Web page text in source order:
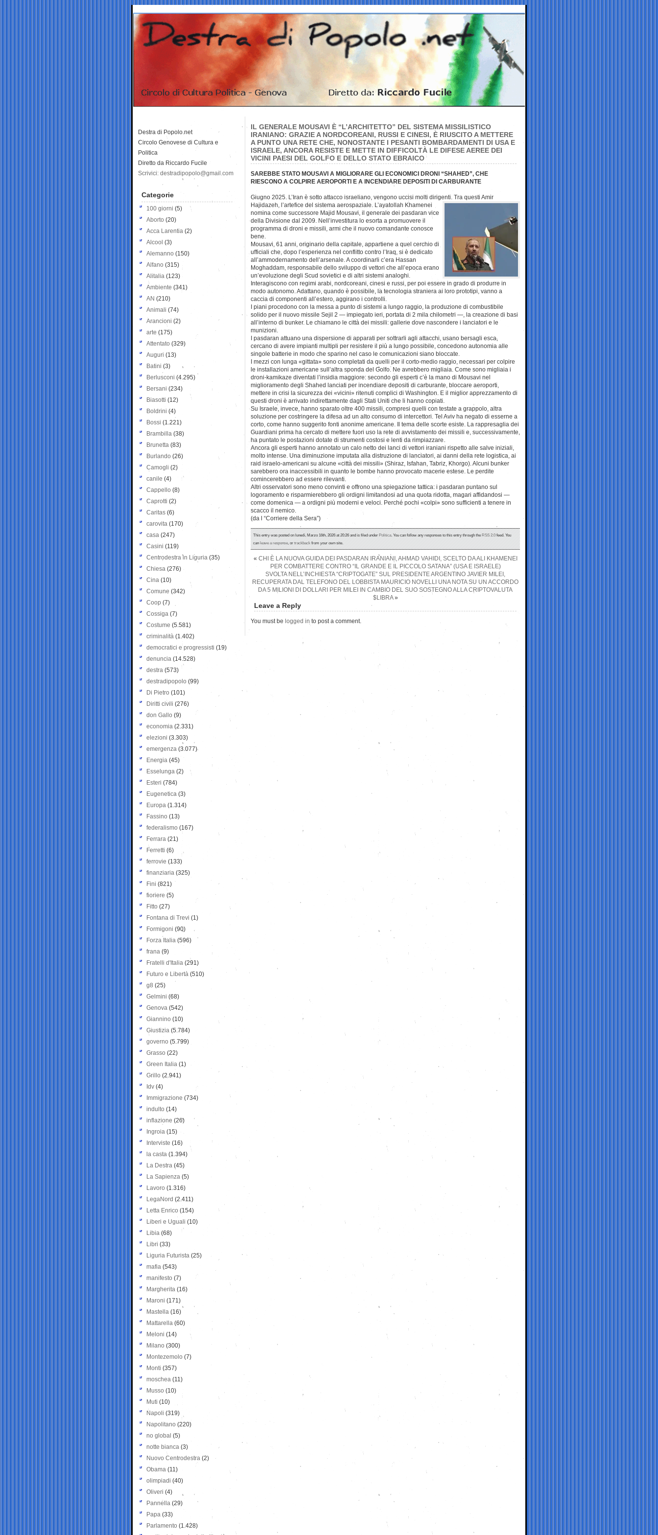
IL GENERALE MOUSAVI È “L’ARCHITETTO” DEL SISTEMA MISSILISTICO
IRANIANO: GRAZIE A NORDCOREANI, RUSSI E CINESI, È RIUSCITO A METTERE
A PUNTO UNA RETE CHE, NONOSTANTE I PESANTI BOMBARDAMENTI DI USA E
ISRAELE, ANCORA RESISTE E METTE IN DIFFICOLTÀ LE DIFESE AEREE DEI
VICINI PAESI DEL GOLFO E DELLO STATO EBRAICO
SAREBBE STATO MOUSAVI A MIGLIORARE GLI ECONOMICI DRONI “SHAHED”, CHE
RIESCONO A COLPIRE AEROPORTI E A INCENDIARE DEPOSITI DI CARBURANTE
Giugno 2025. L’Iran è sotto attacco israeliano, vengono uccisi molti dirigenti. Tra questi Amir
Hajidazeh, l’artefice del sistema aerospaziale. L’ayatollah Khamenei
nomina come successore Majid Mousavi, il generale dei pasdaran vice
della Divisione dal 2009. Nell’investitura lo esorta a promuovere il
programma di droni e missili, armi che il nuovo comandante conosce
bene.
Mousavi, 61 anni, originario della capitale, appartiene a quel cerchio di
ufficiali che, dopo l’esperienza nel conflitto contro l’Iraq, si è dedicato
all’ammodernamento dell’arsenale. A coordinarli c’era Hassan
Moghaddam, responsabile dello sviluppo di vettori che all’epoca erano
un’evoluzione degli Scud sovietici e di altri sistemi analoghi.
Interagiscono con regimi arabi, nordcoreani, cinesi e russi, per poi essere in grado di produrre in
modo autonomo. Adattano, quando è possibile, la tecnologia straniera ai loro prototipi, vanno a
caccia di componenti all’estero, aggirano i controlli.
I piani procedono con la messa a punto di sistemi a lungo raggio, la produzione di combustibile
solido per il nuovo missile Sejil 2 — impiegato ieri, portata di 2 mila chilometri —, la creazione di basi
all’interno di bunker. Le chiamano le città dei missili: gallerie dove nascondere i lanciatori e le
munizioni.
I pasdaran attuano una dispersione di apparati per sottrarli agli attacchi, usano bersagli esca,
cercano di avere impianti multipli per resistere il più a lungo possibile, concedono autonomia alle
singole batterie in modo che sparino nel caso le comunicazioni siano bloccate.
I mezzi con lunga «gittata» sono completati da quelli per il corto-medio raggio, necessari per colpire
le installazioni americane sull’altra sponda del Golfo. Ne avrebbero migliaia. Come sono migliaia i
droni-kamikaze diventati l’insidia maggiore: secondo gli esperti c’è la mano di Mousavi nel
miglioramento degli Shahed lanciati per incendiare depositi di carburante, bloccare aeroporti,
mettere in crisi la sicurezza dei «vicini» ritenuti complici di Washington. E il miglior apprezzamento di
questi droni è arrivato indirettamente dagli Stati Uniti che li hanno copiati.
Su Israele, invece, hanno sparato oltre 400 missili, compresi quelli con testate a grappolo, altra
soluzione per costringere la difesa ad un alto consumo di intercettori. Tel Aviv ha negato di esserne a
corto, come hanno suggerito fonti anonime americane. Il tema delle scorte esiste. La rappresaglia dei
Guardiani prima ha cercato di mettere fuori uso la rete di avvistamento dei missili e, successivamente,
ha puntato le postazioni dotate di strumenti costosi e lenti da rimpiazzare.
Ancora gli esperti hanno annotato un calo netto dei lanci di vettori iraniani rispetto alle salve iniziali,
molto intense. Una diminuzione imputata alla distruzione di lanciatori, ai danni della rete logistica, ai
raid israelo-americani su alcune «città dei missili» (Shiraz, Isfahan, Tabriz, Khorgo). Alcuni bunker
sarebbero ora inaccessibili in quanto le bombe hanno provocato macerie estese. Le perdite
comincerebbero ad essere rilevanti.
Altri osservatori sono meno convinti e offrono una spiegazione tattica: i pasdaran puntano sul
logoramento e risparmierebbero gli ordigni limitandosi ad una quota ridotta, magari affidandosi —
come domenica — a ordigni più moderni e veloci. Perché pochi «colpi» sono sufficienti a tenere in
scacco il nemico.
(da l “Corriere della Sera”)
This entry was posted on lunedì, Marzo 16th, 2026 at 20:26 and is filed underPolitica. You can follow any responses to this entry through theRSS 2.0feed. You
canleave a response, ortrackbackfrom your own site.
« CHI È LA NUOVA GUIDA DEI PASDARAN IRANIANI, AHMAD VAHIDI, SCELTO DA ALI KHAMENEI
PER COMBATTERE CONTRO “IL GRANDE E IL PICCOLO SATANA” (USA E ISRAELE)
SVOLTA NELL’INCHIESTA “CRIPTOGATE” SUL PRESIDENTE ARGENTINO JAVIER MILEI,
RECUPERATA DAL TELEFONO DEL LOBBISTA MAURICIO NOVELLI UNA NOTA SU UN ACCORDO
DA 5 MILIONI DI DOLLARI PER MILEI IN CAMBIO DEL SUO SOSTEGNO ALLA CRIPTOVALUTA
$LIBRA»
Leave a Reply
You must be logged in to post a comment.
Destra di Popolo.net
Circolo Genovese di Cultura e
Politica
Diretto da Riccardo Fucile
Scrivici: destradipopolo@gmail.com
Categorie
100 giorni (5)
Aborto (20)
Acca Larentia (2)
Alcool (3)
Alemanno (150)
Alfano (315)
Alitalia (123)
Ambiente (341)
AN (210)
Animali (74)
Arancioni (2)
arte (175)
Attentato (329)
Auguri (13)
Batini (3)
Berlusconi (4.295)
Bersani (234)
Biasotti (12)
Boldrini (4)
Bossi (1.221)
Brambilla (38)
Brunetta (83)
Burlando (26)
Camogli (2)
canile (4)
Cappello (8)
Caprotti (2)
Caritas (6)
carovita (170)
casa (247)
Casini (119)
Centrodestra in Liguria (35)
Chiesa (276)
Cina (10)
Comune (342)
Coop (7)
Cossiga (7)
Costume (5.581)
criminalità (1.402)
democratici e progressisti (19)
denuncia (14.528)
destra (573)
destradipopolo (99)
Di Pietro (101)
Diritti civili (276)
don Gallo (9)
economia (2.331)
elezioni (3.303)
emergenza (3.077)
Energia (45)
Esselunga (2)
Esteri (784)
Eugenetica (3)
Europa (1.314)
Fassino (13)
federalismo (167)
Ferrara (21)
Ferretti (6)
ferrovie (133)
finanziaria (325)
Fini (821)
fioriere (5)
Fitto (27)
Fontana di Trevi (1)
Formigoni (90)
Forza Italia (596)
frana (9)
Fratelli d'Italia (291)
Futuro e Libertà (510)
g8 (25)
Gelmini (68)
Genova (542)
Giannino (10)
Giustizia (5.784)
governo (5.799)
Grasso (22)
Green Italia (1)
Grillo (2.941)
Idv (4)
Immigrazione (734)
indulto (14)
inflazione (26)
Ingroia (15)
Interviste (16)
la casta (1.394)
La Destra (45)
La Sapienza (5)
Lavoro (1.316)
LegaNord (2.411)
Letta Enrico (154)
Liberi e Uguali (10)
Libia (68)
Libri (33)
Liguria Futurista (25)
mafia (543)
manifesto (7)
Margherita (16)
Maroni (171)
Mastella (16)
Mattarella (60)
Meloni (14)
Milano (300)
Montezemolo (7)
Monti (357)
moschea (11)
Musso (10)
Muti (10)
Napoli (319)
Napolitano (220)
no global (5)
notte bianca (3)
Nuovo Centrodestra (2)
Obama (11)
olimpiadi (40)
Oliveri (4)
Pannella (29)
Papa (33)
Parlamento (1.428)